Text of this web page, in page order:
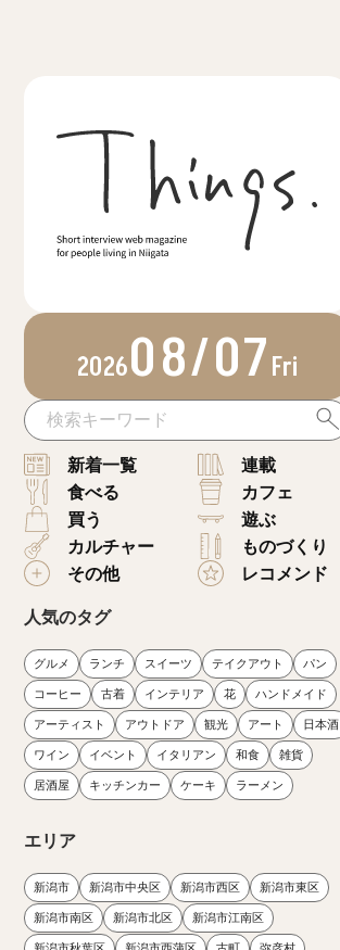
202608/07Fri
新着一覧
連載
食べる
カフェ
買う
遊ぶ
カルチャー
ものづくり
その他
レコメンド
人気のタグ
グルメ ランチ スイーツ テイクアウト パン
コーヒー 古着 インテリア 花 ハンドメイド
アーティスト アウトドア 観光 アート 日本酒
ワイン イベント イタリアン 和食 雑貨
居酒屋 キッチンカー ケーキ ラーメン
エリア
新潟市 新潟市中央区 新潟市西区 新潟市東区
新潟市南区 新潟市北区 新潟市江南区